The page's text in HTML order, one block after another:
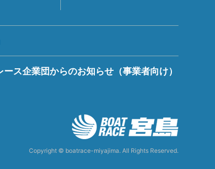
ス企業団からのお知らせ（事業者向け）
Copyright © boatrace-miyajima. All Rights Reserved.